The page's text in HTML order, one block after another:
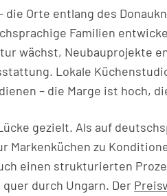
Orte entlang des
Familien
wächst, Neubauprojekte
Lokale
– die Marge ist hoch,
gezielt. Als auf
Markenküchen zu
einen strukturierten
durch Ungarn. Der